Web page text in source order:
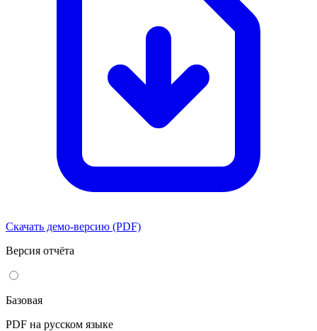
Скачать демо-версию (PDF)
Версия отчёта
Базовая
PDF на русском языке